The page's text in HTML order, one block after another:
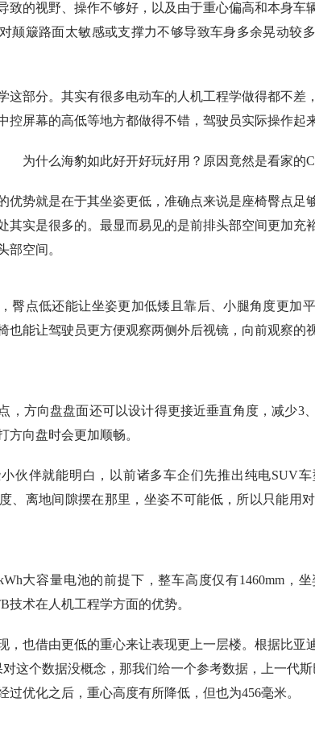
致的视野、操作不够好，以及由于重心偏高和本身车
颠簸路面太敏感或支撑力不够导致车身多余晃动较
这部分。其实有很多电动车的人机工程学做得都不差
控屏幕的高低等地方都做得不错，驾驶员实际操作起
优势就是在于其坐姿更低，准确点来说是座椅臀点足
其实是很多的。最显而易见的是前排头部空间更加充
部空间。
臀点低还能让坐姿更加低矮且靠后、小腿角度更加
也能让驾驶员更方便观察两侧外后视镜，向前观察的
，方向盘盘面还可以设计得更接近垂直角度，减少3
方向盘时会更加顺畅。
伙伴就能明白，以前诸多车企们先推出纯电SUV
、离地间隙摆在那里，坐姿不可能低，所以只能用
大容量电池的前提下，整车高度仅有1460mm，
技术在人机工程学方面的优势。
，也借由更低的重心来让表现更上一层楼。根据比亚
对这个数据没概念，那我们给一个参考数据，上一代
过优化之后，重心高度有所降低，但也为456毫米。